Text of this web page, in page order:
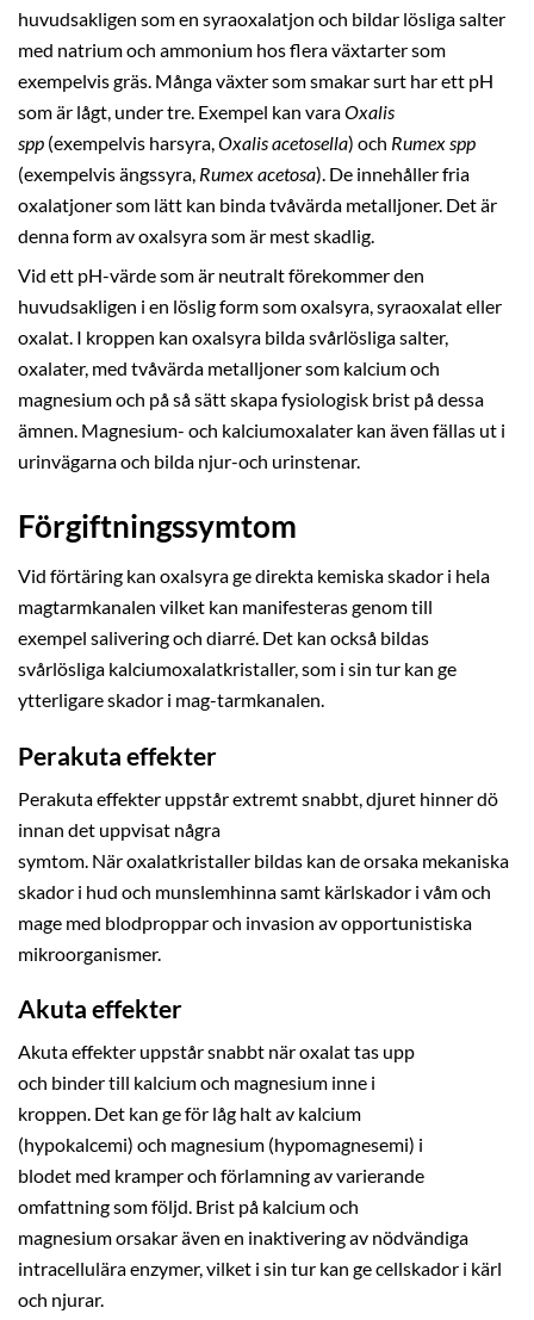
huvudsakligen som en syraoxalatjon och bildar lösliga salter
med natrium och ammonium hos flera växtarter som
exempelvis gräs. Många växter som smakar surt har ett pH
som är lågt, under tre. Exempel kan varaOxalis
spp (exempelvis harsyra,Oxalis acetosella) och Rumex spp
(exempelvis ängssyra, Rumex acetosa). De innehåller fria
oxalatjoner som lätt kan binda tvåvärda metalljoner. Det är
denna form av oxalsyra som är mest skadlig.
Vid ett pH-värde som är neutralt förekommer den
huvudsakligen i en löslig form som oxalsyra, syraoxalat eller
oxalat. I kroppen kan oxalsyra bilda svårlösliga salter,
oxalater, med tvåvärda metalljoner som kalcium och
magnesium och på så sätt skapa fysiologisk brist på dessa
ämnen. Magnesium- och kalciumoxalater kan även fällas ut i
urinvägarna och bilda njur-och urinstenar.
Förgiftningssymtom
Vid förtäring kan oxalsyra ge direkta kemiska skador i hela
magtarmkanalen vilket kan manifesteras genom till
exempel salivering och diarré. Det kan också bildas
svårlösliga kalciumoxalatkristaller, som i sin tur kan ge
ytterligare skador i mag-tarmkanalen.
Perakuta effekter
Perakuta effekter uppstår extremt snabbt, djuret hinner dö
innan det uppvisat några
symtom. När oxalatkristaller bildas kan de orsaka mekaniska
skador i hud och munslemhinna samt kärlskador i våm och
mage med blodproppar och invasion av opportunistiska
mikroorganismer.
Akuta effekter
Akuta effekter uppstår snabbt när oxalat tas upp
och binder till kalcium och magnesium inne i
kroppen. Det kan ge för låg halt av kalcium
(hypokalcemi) och magnesium (hypomagnesemi) i
blodet med kramper och förlamning av varierande
omfattning som följd. Brist på kalcium och
magnesium orsakar även en inaktivering av nödvändiga
intracellulära enzymer, vilket i sin tur kan ge cellskador i kärl
och njurar.